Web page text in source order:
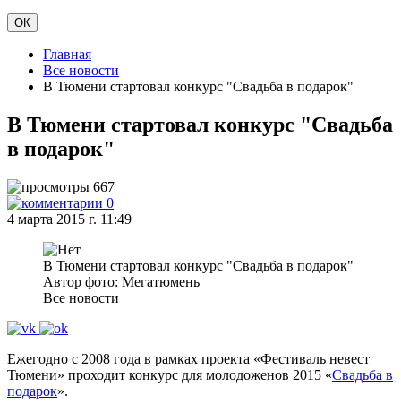
ОК
Главная
Все новости
В Тюмени стартовал конкурс "Свадьба в подарок"
В Тюмени стартовал конкурс "Свадьба
в подарок"
667
0
4 марта 2015 г. 11:49
В Тюмени стартовал конкурс "Свадьба в подарок"
Автор фото: Мегатюмень
Все новости
Ежегодно с 2008 года в рамках проекта «Фестиваль невест
Тюмени» проходит конкурс для молодоженов 2015 «Свадьба в
подарок».